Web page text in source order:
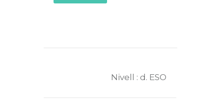
Nivell : d. ESO